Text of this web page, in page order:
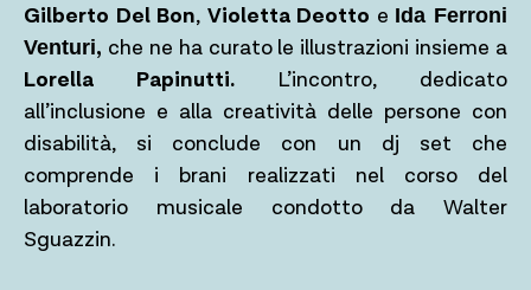
Gilberto Del Bon, Violetta Deotto e Ida Ferroni
Venturi, che ne ha curato le illustrazioni insieme a
Lorella Papinutti. L’incontro, dedicato
all’inclusione e alla creatività delle persone con
disabilità, si conclude con un dj set che
comprende i brani realizzati nel corso del
laboratorio musicale condotto da Walter
Sguazzin.